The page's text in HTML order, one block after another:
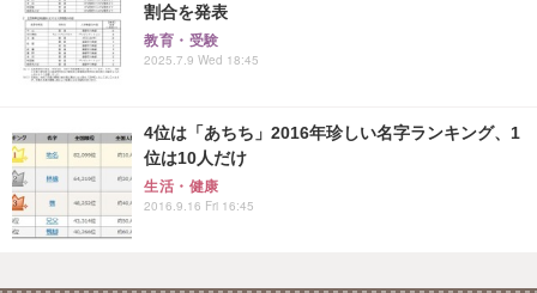
割合を発表
教育・受験
2025.7.9 Wed 18:45
4位は「あちち」2016年珍しい名字ランキング、1
位は10人だけ
生活・健康
2016.9.16 Fri 16:45